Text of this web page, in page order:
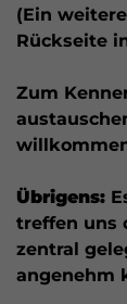
(Ein
Rückseite
Zum
Übrigens:
treffen uns
zentral
angenehm